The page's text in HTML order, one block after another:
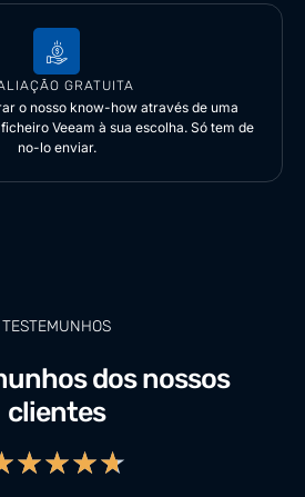
GRATUITA
o nosso know-how através de uma
Veeam à sua escolha. Só tem de
no-lo enviar.
TESTEMUNHOS
dos nossos
clientes
★★★★